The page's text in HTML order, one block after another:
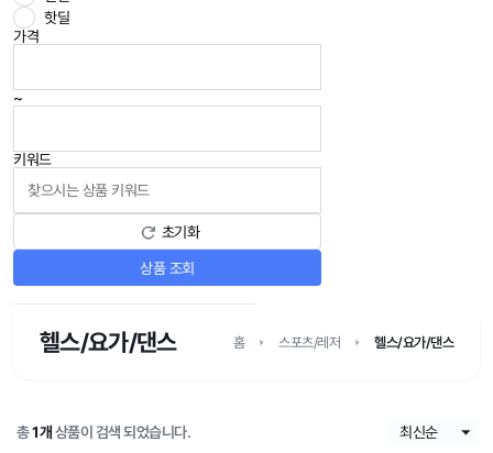
핫딜
가격
~
키워드
초기화
상품 조회
헬스/요가/댄스 홈 스포츠/레저 헬스/요가/댄스
총1개 상품이 검색 되었습니다.